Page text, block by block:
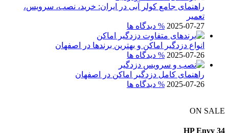
راهنمای جامع کولر آبی در ایران: خرید، نصب، سرویس،
تعمیر
2025-07-27 % دیدگاه ها
انواع دزدگیر اماکن و بهترین برندها در اصفهان
2025-07-26 % دیدگاه ها
راهنمای کامل دزدگیر اماکن در اصفهان
2025-07-26 % دیدگاه ها
ON SALE
HP Envy 34